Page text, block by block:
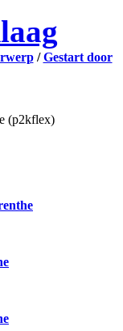
/Gestart door
(p2kflex)